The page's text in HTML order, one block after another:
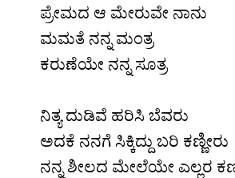
ಪ್ರೇಮದ ಆ ಮೇರುವೇ ನಾನು
ಮಮತೆ ನನ್ನ ಮಂತ್ರ
ಕರುಣೆಯೇ ನನ್ನ ಸೂತ್ರ
ನಿತ್ಯ ದುಡಿವೆ ಹರಿಸಿ ಬೆವರು
ಅದಕೆ ನನಗೆ ಸಿಕ್ಕಿದ್ದು ಬರಿ ಕಣ್ಣೀರು
ನನ್ನ ಶೀಲದ ಮೇಲೆಯೇ ಎಲ್ಲರ